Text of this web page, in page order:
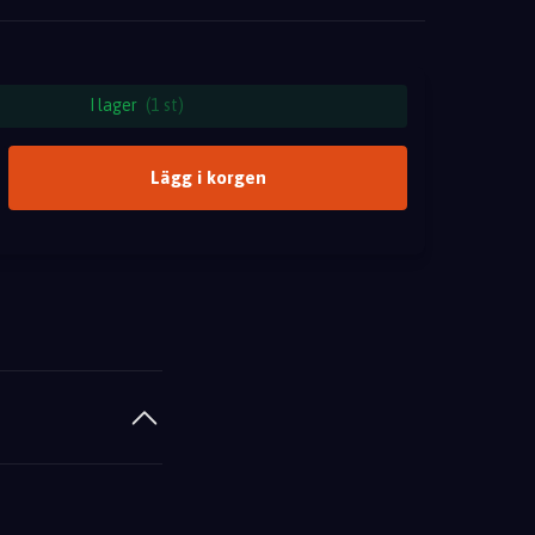
I lager (1 st)
Lägg i korgen